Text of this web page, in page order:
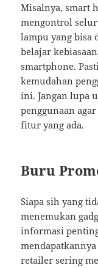
Misalnya, smart
mengontrol
lampu yang bisa
belajar
smartphone.
kemudahan
ini. Jangan lupa
penggunaan
fitur yang ada.
Buru
Siapa sih yang
menemukan
informasi
retailer sering